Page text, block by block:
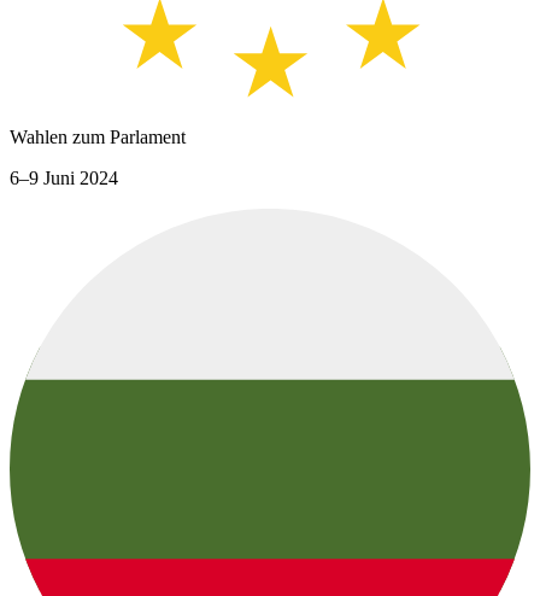
Wahlen zum Parlament
6–9 Juni 2024